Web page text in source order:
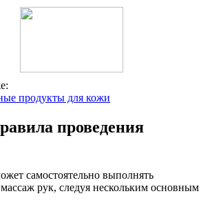
продукты для кожи
проведения
самостоятельно выполнять
рук, следуя нескольким основным